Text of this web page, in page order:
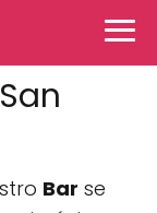
Bar se